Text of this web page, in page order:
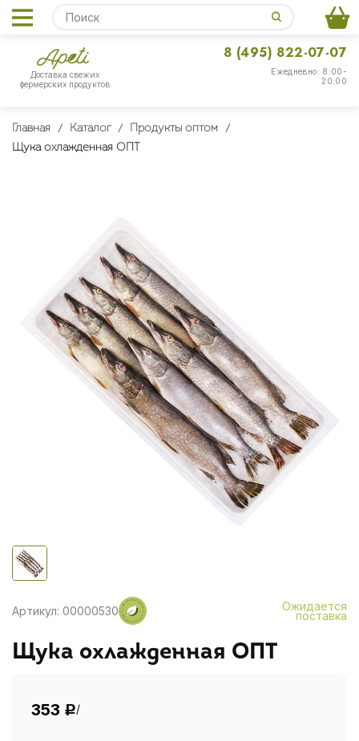
Доставка свежих
фермерских продуктов
Ежедневно: 8:00-
20:00
8 (495) 822-07-07
Главная Каталог
Продукты оптом
Щука охлажденная ОПТ
Артикул: 00000530 Ожидается
поставка
Щука охлажденная ОПТ
353 Р/